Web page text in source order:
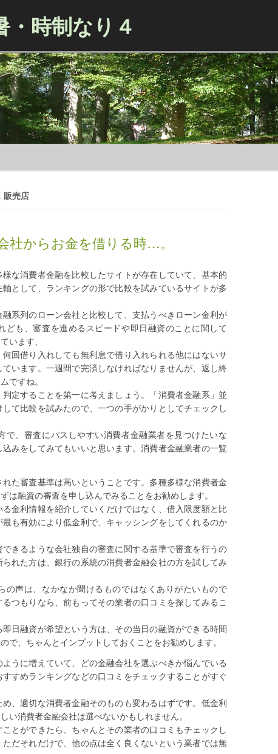
・時制なり４
販売店
社からお金を借りる時…。
な消費者金融を比較したサイトが存在していて、基本的
として、ランキングの形で比較を試みているサイトが多
系列のローン会社と比較して、支払うべきローン金利が
ども、審査を進めるスピードや即日融資のことに関して
います、
回借り入れしても無利息で借り入れられる他にはないサ
います。一週間で完済しなければなりませんが、返し終
ですね。
定することを第一に考えましょう。「消費者金融系」並
て比較を試みたので、一つの手がかりとしてチェックし
で、審査にパスしやすい消費者金融業者を見つけたいな
みをしてみてもいいと思います。消費者金融業者の一覧
た審査基準は高いということです。多種多様な消費者金
は融資の審査を申し込んでみることをお勧めします。
金利情報を紹介していくだけではなく、借入限度額と比
も有効により低金利で、キャッシングをしてくれるのか
きるような会社独自の審査に関する基準で審査を行うの
れた方は、銀行の系統の消費者金融会社の方を試してみ
の声は、なかなか聞けるものではなくありがたいもので
つもりなら、前もってその業者の口コミを探してみるこ
日融資が希望という方は、その当日の融資ができる時間
で、ちゃんとインプットしておくことをお勧めします。
うに増えていて、どの金融会社を選ぶべきか悩んでいる
すめランキングなどの口コミをチェックすることがすぐ
、適切な消費者金融そのものも変わるはずです。低金利
い消費者金融会社は選べないかもしれません。
とができたら、ちゃんとその業者の口コミもチェックし
だそれだけで、他の点は全く良くないという業者では無